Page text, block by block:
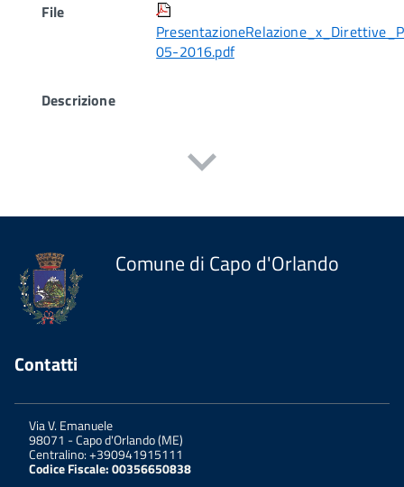
File
05-2016.pdf
Descrizione
Comune di Capo d'Orlando
Contatti
Via V. Emanuele
98071 -Capo d'Orlando (ME)
Centralino: +390941915111
Codice Fiscale: 00356650838